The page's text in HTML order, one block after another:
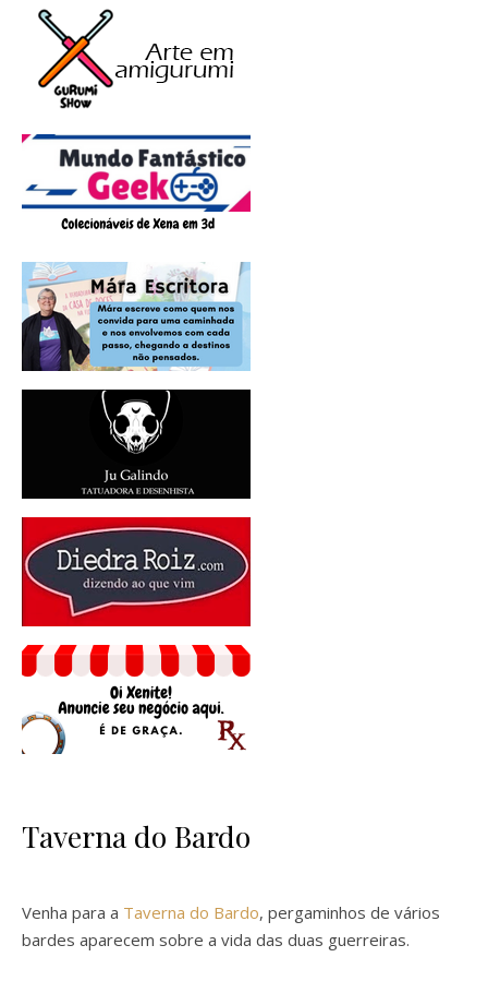
Taverna do Bardo
Venha para a Taverna do Bardo, pergaminhos de vários
bardes aparecem sobre a vida das duas guerreiras.